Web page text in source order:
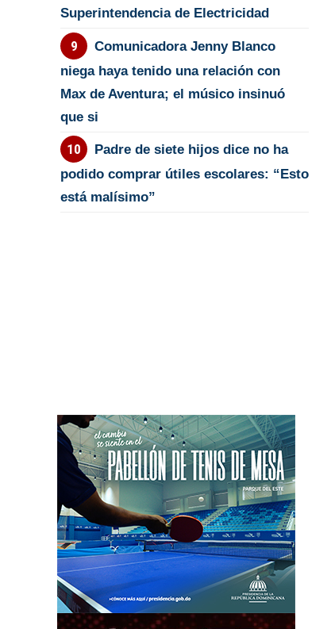
Superintendencia de Electricidad
Comunicadora Jenny Blanco
niega haya tenido una relación con
Max de Aventura; el músico insinuó
que si
Padre de siete hijos dice no ha
podido comprar útiles escolares: “Esto
está malísimo”